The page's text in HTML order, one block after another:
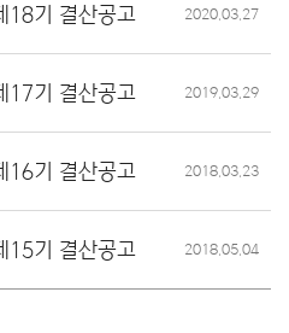
18기 결산공고 2020.03.27
17기 결산공고 2019.03.29
16기 결산공고 2018.03.23
15기 결산공고 2018.05.04